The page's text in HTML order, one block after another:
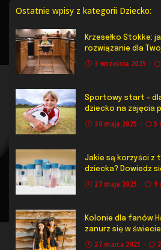
Ostatnie wpisy z kategorii Dziecko:
Krzesełko Stokke:
rozwiązanie dla
3 września 2025
Sportowy start –
dziecko na zajęcia
30 maja 2025 5
Jakie są korzyści z
dziecka? Dowiedz
27 maja 2025 9
​Kolonie dla fanów
zanurz się w
27 marca 2025